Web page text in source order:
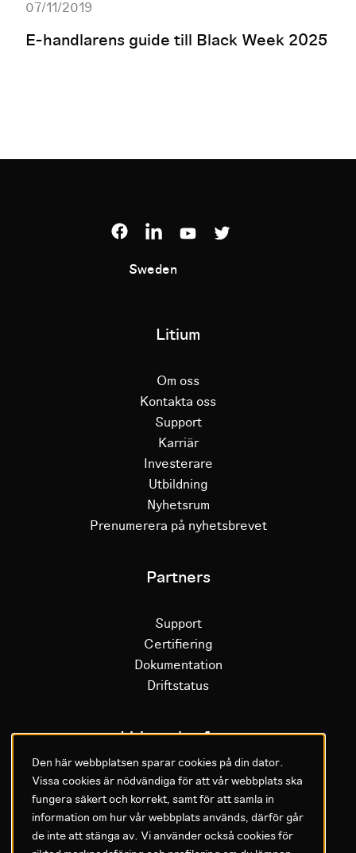
Den här webbplatsen sparar cookies på din dator.
Vissa cookies är nödvändiga för att vår webbplats ska
fungera säkert och korrekt, samt för att samla in
information om hur vår webbplats används, därför går
de inte att stänga av. Vi använder också cookies för
07/11/2019
E-handlarens guide till Black Week 2025
Sweden
Litium
Om oss
Kontakta oss
Support
Karriär
Investerare
Utbildning
Nyhetsrum
Prenumerera på nyhetsbrevet
Partners
Support
Certifiering
Dokumentation
Driftstatus
Litium plattform
Varför Litium
Kom igång med Litium
GDPR & Agreements